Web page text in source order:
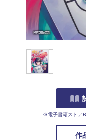
※電子書籍ストア
作